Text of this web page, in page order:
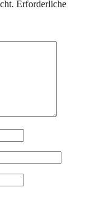
Erforderliche